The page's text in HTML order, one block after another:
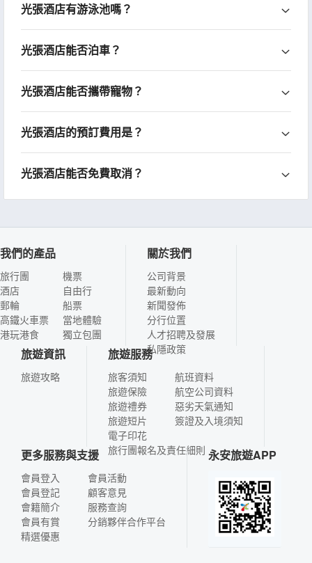
光張酒店有游泳池嗎？
光張酒店能否泊車？
光張酒店能否攜帶寵物？
光張酒店的預訂費用是？
光張酒店能否免費取消？
我們的產品
旅行團
酒店
郵輪
高鐵火車票
港玩港食
機票
自由行
船票
當地體驗
獨立包團
關於我們
公司背景
最新動向
新聞發佈
分行位置
人才招聘及發展
私隱政策
旅遊資訊
旅遊攻略
旅遊服務
旅客須知
旅遊保險
旅遊禮券
旅遊短片
電子印花
航班資料
航空公司資料
惡劣天氣通知
簽證及入境須知
旅行團報名及責任細則
更多服務與支援
會員登入
會員登記
會籍簡介
會員有賞
精選優惠
會員活動
顧客意見
服務查詢
分銷夥伴合作平台
永安旅遊APP